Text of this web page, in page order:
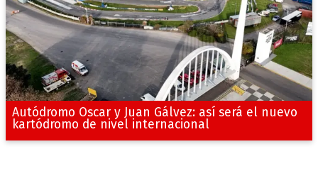
Autódromo Oscar y Juan Gálvez: así será el nuevo
kartódromo de nivel internacional